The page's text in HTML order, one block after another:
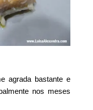
agrada bastante e
nos meses